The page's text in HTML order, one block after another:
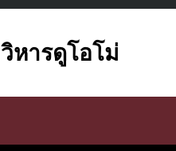
หารดูโอโม่